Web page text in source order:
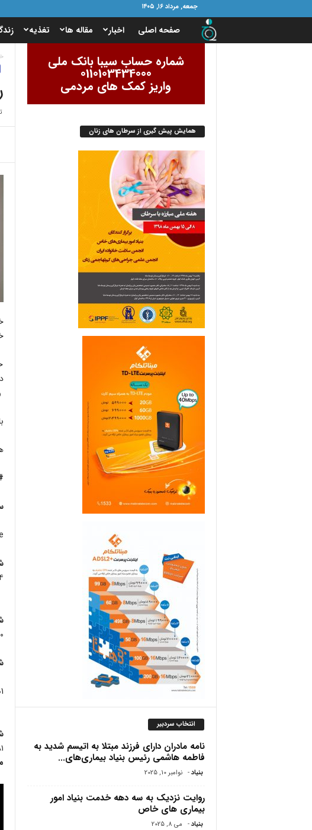
جمعه, مرداد ۱۶, ۱۴۰۵
ا
د
م
و
ر
ی
م
ی
ا
خ
ص
صفحه اصلی اخبار مقاله ها تغذیه
شماره حساب سیبا بانک ملی
0110103434000
واریز کمک های مردمی
همایش پیش گیری از سرطان های زنان
انتخاب سردبیر
نامه مادران دارای فرزند مبتلا به اتیسم شدید به
فاطمه هاشمی رئیس بنیاد بیماری‌های...
بنیاد - نوامبر 10, 2025
روایت نزدیک به سه دهه خدمت بنیاد امور
بیماری های خاص
بنیاد - می 8, 2025